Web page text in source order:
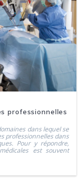
professionnelles
dans lequel se
professionnelles dans
Pour y répondre,
est souvent